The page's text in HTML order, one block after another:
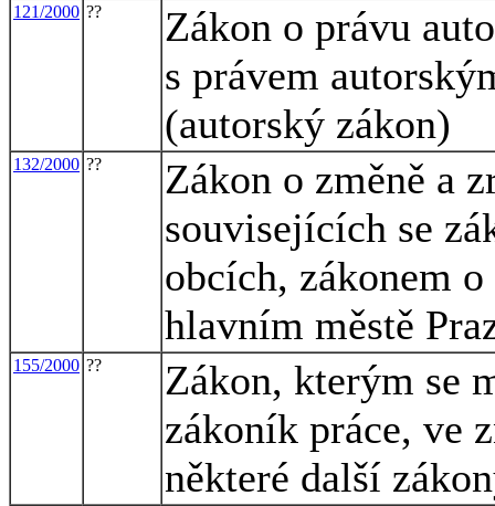
121/2000 ??
Zákon o právu
s právem
(autorský zákon)
132/2000 ??
Zákon o změně a
souvisejících se
obcích, zákonem
hlavním městě
155/2000 ??
Zákon, kterým se
zákoník práce, ve
některé další